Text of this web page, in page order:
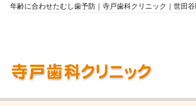
年齢に合わせたむし歯予防｜寺戸歯科クリニック｜世田